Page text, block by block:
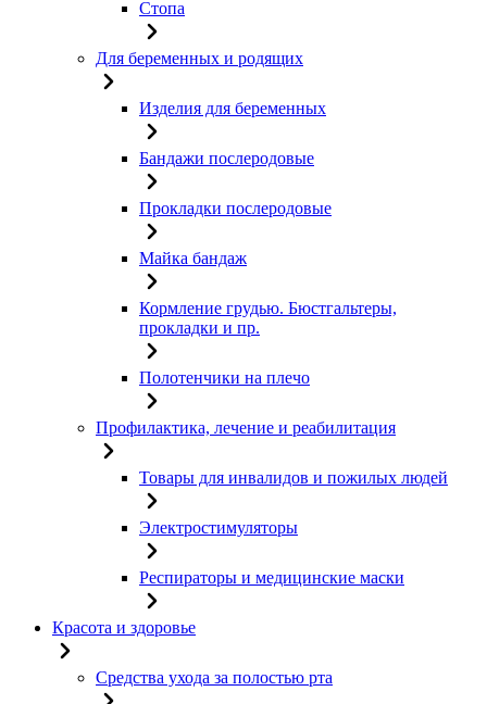
Стопа
Для беременных и родящих
Изделия для беременных
Бандажи послеродовые
Прокладки послеродовые
Майка бандаж
Кормление грудью. Бюстгальтеры,
прокладки и пр.
Полотенчики на плечо
Профилактика, лечение и реабилитация
Товары для инвалидов и пожилых людей
Электростимуляторы
Респираторы и медицинские маски
Красота и здоровье
Средства ухода за полостью рта